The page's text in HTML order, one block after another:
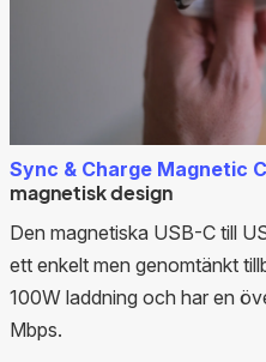
Sync & Charge Magnetic
magnetisk design
Den magnetiska USB-C till
ett enkelt men genomtänkt
100W laddning och har en
Mbps.